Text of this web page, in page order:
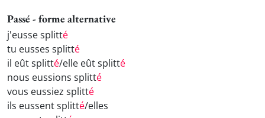
Passé - forme alternative
j'eusse splitté
tu eusses splitté
il eût splitté/elle eût splitté
nous eussions splitté
vous eussiez splitté
ils eussent splitté/elles